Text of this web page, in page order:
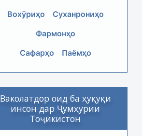
Вохӯриҳо
Суханрониҳо
Фармонҳо
Сафарҳо
Паёмҳо
Ваколатдор оид ба ҳуқуқи
инсон дар Ҷумҳурии
Тоҷикистон